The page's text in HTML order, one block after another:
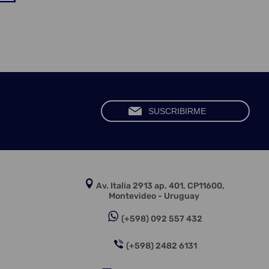
Av. Italia 2913 ap. 401, CP11600,
Montevideo - Uruguay
(+598) 092 557 432
(+598) 2482 6131